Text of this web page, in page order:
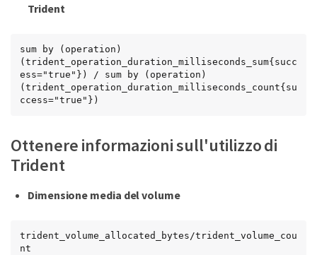
Trident
sum by (operation)
(trident_operation_duration_milliseconds_sum{succ
ess="true"}) / sum by (operation)
(trident_operation_duration_milliseconds_count{su
ccess="true"})
Ottenere informazioni sull'utilizzo di
Trident
Dimensione media del volume
trident_volume_allocated_bytes/trident_volume_cou
nt